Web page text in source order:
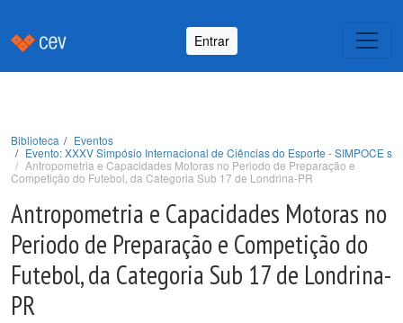
Entrar
Biblioteca
Eventos
Evento: XXXV Simpósio Internacional de Ciências do Esporte - SIMPOCE s
Antropometria e Capacidades Motoras no Periodo de Preparação e
Competição do Futebol, da Categoria Sub 17 de Londrina-PR
Antropometria e Capacidades Motoras no
Periodo de Preparação e Competição do
Futebol, da Categoria Sub 17 de Londrina-
PR